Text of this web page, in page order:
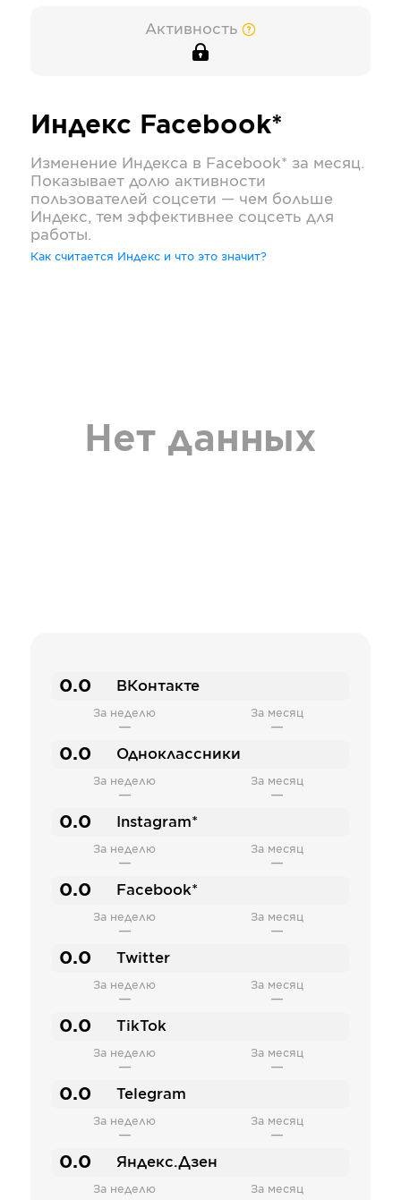
Активность
Индекс Facebook*
Изменение Индекса в Facebook* за месяц.
Показывает долю активности
пользователей соцсети — чем больше
Индекс, тем эффективнее соцсеть для
работы.
Как считается Индекс и что это значит?
Нет данных
0.0 ВКонтакте
За неделю
—
За месяц
—
0.0 Одноклассники
За неделю
—
За месяц
—
0.0 Instagram*
За неделю
—
За месяц
—
0.0 Facebook*
За неделю
—
За месяц
—
0.0 Twitter
За неделю
—
За месяц
—
0.0 TikTok
За неделю
—
За месяц
—
0.0 Telegram
За неделю
—
За месяц
—
0.0 Яндекс.Дзен
За неделю За месяц